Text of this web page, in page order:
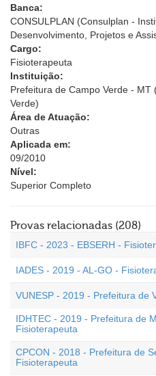
Banca:
CONSULPLAN (Consulplan -
Desenvolvimento, Projetos e
Cargo:
Fisioterapeuta
Instituição:
Prefeitura de Campo Verde -
Verde)
Área de Atuação:
Outras
Aplicada em:
09/2010
Nível:
Superior Completo
Provas relacionadas (208)
IBFC - 2023 - EBSERH -
IADES - 2019 - AL-GO -
VUNESP - 2019 - Prefeitura de
IDHTEC - 2019 - Prefeitura de
Fisioterapeuta
CPCON - 2018 - Prefeitura de
Fisioterapeuta